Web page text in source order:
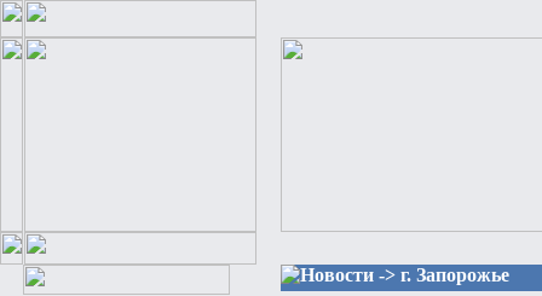
Новости -> г. Запорожье